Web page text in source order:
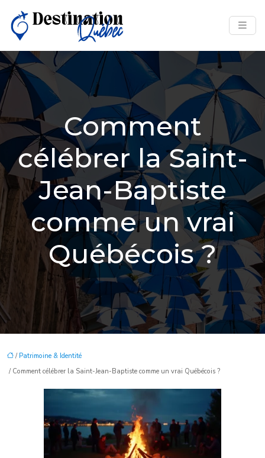
Comment
célébrer la Saint-
Jean-Baptiste
comme un vrai
Québécois ?
/ Patrimoine & Identité
/ Comment célébrer la Saint-Jean-Baptiste comme un vrai Québécois ?